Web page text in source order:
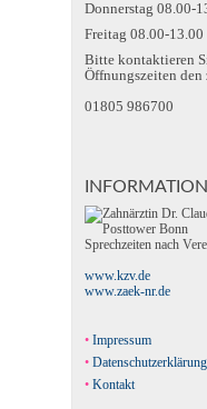
Donnerstag 08.00-
Freitag 08.00-
Bitte kontaktieren
Öffnungszeiten
01805 986700
INFORMATION
Sprechzeiten nach
www.kzv.de
www.zaek-nr.de
Impressum
Datenschutzerklärung
Kontakt